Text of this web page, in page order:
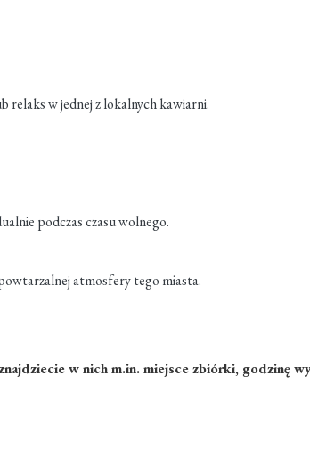
relaks w jednej z lokalnych kawiarni.
podczas czasu wolnego.
atmosfery tego miasta.
w nich m.in. miejsce zbiórki, godzinę